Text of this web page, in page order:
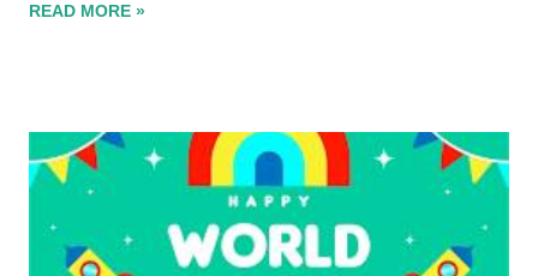
sich überprüfen und anregen, sich mit anderen austauschen und Wege
das cbl seit einiger Zeit immer wieder auch Kurse für Laien an, in denen
Menschen mit Fr...
READ MORE »